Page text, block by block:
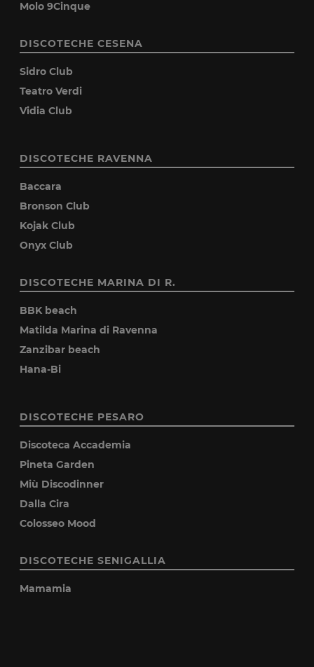
Molo 9Cinque
DISCOTECHE CESENA
Sidro Club
Teatro Verdi
Vidia Club
DISCOTECHE RAVENNA
Baccara
Bronson Club
Kojak Club
Onyx Club
DISCOTECHE MARINA DI R.
BBK beach
Matilda Marina di Ravenna
Zanzibar beach
Hana-Bi
DISCOTECHE PESARO
Discoteca Accademia
Pineta Garden
Miù Discodinner
Dalla Cira
Colosseo Mood
DISCOTECHE SENIGALLIA
Mamamia